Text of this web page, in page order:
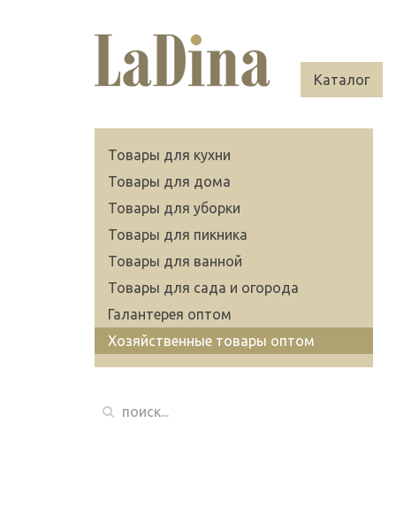
Каталог
Товары для кухни
Товары для дома
Товары для уборки
Товары для пикника
Товары для ванной
Товары для сада и огорода
Галантерея оптом
Хозяйственные товары оптом